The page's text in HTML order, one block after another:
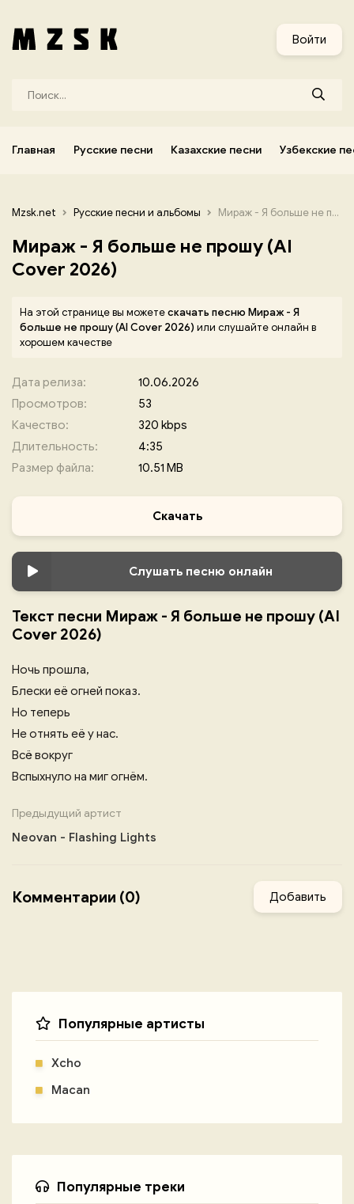
Войти
Главная Русские песни Казахские песни Узбекские
Mzsk.net Русские песни и альбомы Мираж - Я больше не прошу (AI Cover 2026)
Мираж - Я больше не прошу (AI
Cover 2026)
На этой странице вы можетескачать песню Мираж - Я
больше не прошу (AI Cover 2026)или слушайте онлайн в
хорошем качестве
Дата релиза:
10.06.2026
Просмотров:
53
Качество:
320 kbps
Длительность:
4:35
Размер файла:
10.51 MB
Скачать
Слушать песню онлайн
Текст песни Мираж - Я больше не прошу (AI
Cover 2026)
Ночь прошла,
Блески её огней показ.
Но теперь
Не отнять её у нас.
Всё вокруг
Вспыхнуло на миг огнём.
Предыдущий артист
Neovan - Flashing Lights
Комментарии (0) Добавить
Популярные артисты
Xcho
Macan
Популярные треки
Узбекские песни Корейские песни